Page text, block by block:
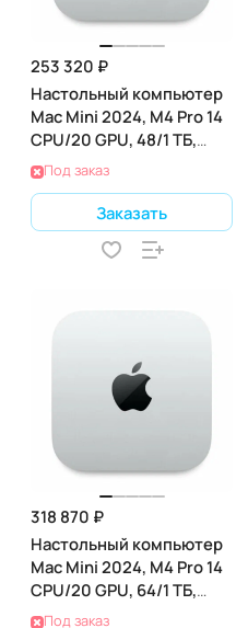
253 320 ₽
Настольный компьютер
Mac Mini 2024, M4 Pro 14
CPU/20 GPU, 48/1 ТБ,
(Z1JV000LX)
Под заказ
Заказать
318 870 ₽
Настольный компьютер
Mac Mini 2024, M4 Pro 14
CPU/20 GPU, 64/1 ТБ,
(Z1JV000KE)
Под заказ